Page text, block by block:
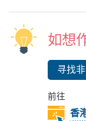
如想
寻找
前往
香